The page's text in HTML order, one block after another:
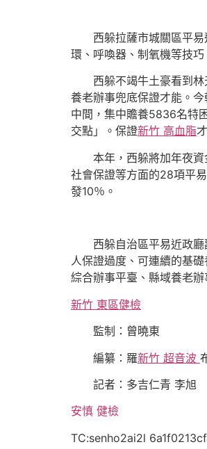
西躲拉薩市城關區平
環、呼喚器、制氧機等技
西躲不竭牛土豪看到
養老辦事兜底保證才能。
中間，集中贍養5836名特
交點」。保證新竹 高血脂
本年，西躲將加年夜資
社會保證等方面的28項平
發10％。
西躲自治區平易近政
人保證過度、可連續的基
綜合辦事平臺、縣域養老
新竹 東區健檢
監制：曾曉東
編纂：羅新竹 超音波
記者：多吉仁青 李旭
安慎 健檢
TC:senho2ai2l